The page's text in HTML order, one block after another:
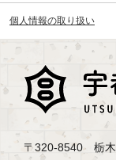
個人情報の取り扱い
〒320-8540 栃木